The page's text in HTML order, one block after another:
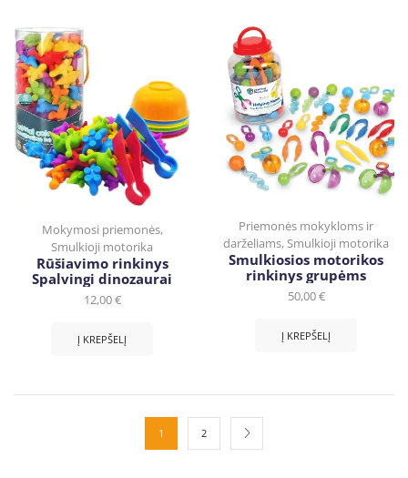
Mokymosi priemonės,
Smulkioji motorika
Rūšiavimo rinkinys
Spalvingi dinozaurai
12,00€
Į KREPŠELĮ
Priemonės mokykloms ir
darželiams,Smulkioji motorika
Smulkiosios motorikos
rinkinys grupėms
50,00€
Į KREPŠELĮ
1 2